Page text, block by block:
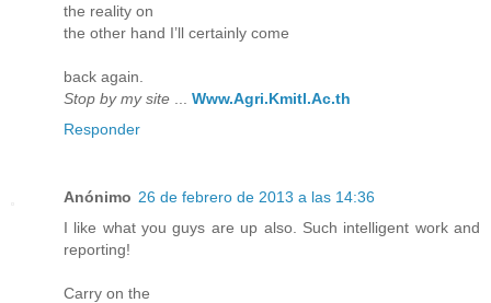
the reality on
the other hand I’ll certainly come
back again.
Stop by my site
Www.Agri.Kmitl.Ac.th
Responder
Anónimo 26 de febrero de 2013 a las 14:36
I like what you guys are up also. Such intelligent work and
reporting!
Carry on the